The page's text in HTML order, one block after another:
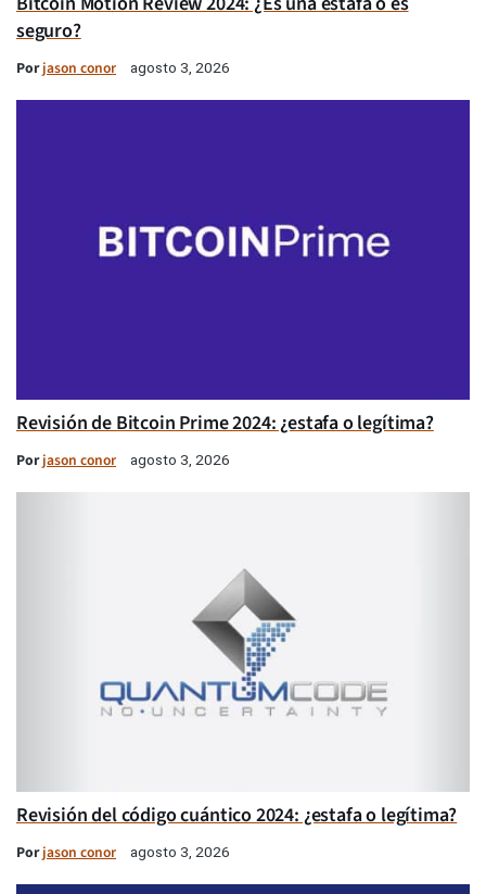
seguro?
Porjason conor agosto 3, 2026
Revisión de Bitcoin Prime 2024: ¿estafa o legítima?
Porjason conor agosto 3, 2026
Revisión del código cuántico 2024: ¿estafa o legítima?
Porjason conor agosto 3, 2026